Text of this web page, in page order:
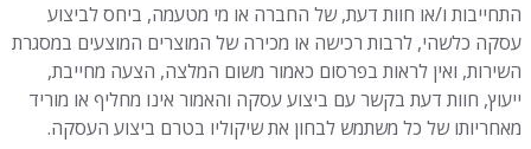
התחייבות ו/או חוות דעת, של החברה או מי מטעמה, ביחס לביצוע
עסקה כלשהי, לרבות רכישה או מכירה של המוצרים המוצעים במסגרת
השירות, ואין לראות בפרסום כאמור משום המלצה, הצעה מחייבת,
ייעוץ, חוות דעת בקשר עם ביצוע עסקה והאמור אינו מחליף או מוריד
מאחריותו של כל משתמש לבחון את שיקוליו בטרם ביצוע העסקה.